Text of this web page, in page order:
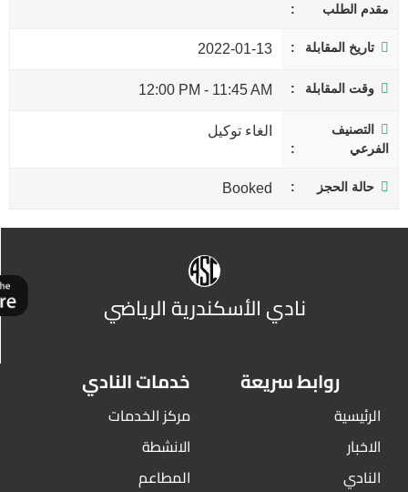
مقدم الطلب
تاريخ المقابلة 2022-01-13
وقت المقابلة 11:45 AM
-
12:00 PM
التصنيف
الفرعي
الغاء توكيل
حالة الحجز Booked
نادي الأسكندرية الرياضي
روابط سريعة
الرئيسية
الاخبار
النادي
خدمات النادي
مركز الخدمات
الانشطة
المطاعم